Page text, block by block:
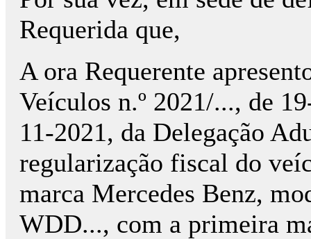
Requerida que,
A ora Requerente
Veículos n.º 2021/..., de
11-2021, da Delegação
regularização fiscal do
marca Mercedes Benz,
WDD..., com a primeira